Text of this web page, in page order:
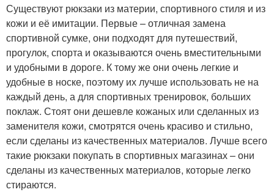
Существуют рюкзаки из материи, спортивного стиля и из
кожи и её имитации. Первые – отличная замена
спортивной сумке, они подходят для путешествий,
прогулок, спорта и оказываются очень вместительными
и удобными в дороге. К тому же они очень легкие и
удобные в носке, поэтому их лучше использовать не на
каждый день, а для спортивных тренировок, больших
поклаж. Стоят они дешевле кожаных или сделанных из
заменителя кожи, смотрятся очень красиво и стильно,
если сделаны из качественных материалов. Лучше всего
такие рюкзаки покупать в спортивных магазинах – они
сделаны из качественных материалов, которые легко
стираются.